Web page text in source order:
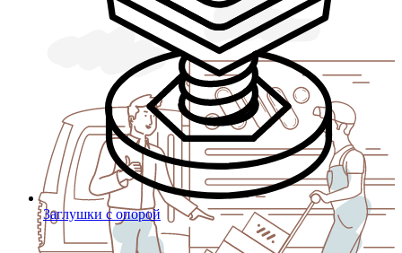
Заглушки с опорой